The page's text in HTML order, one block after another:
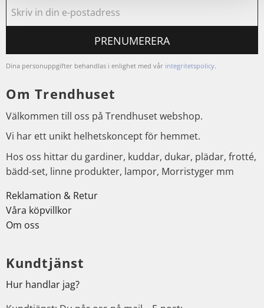
PRENUMERERA
Dina personuppgifter behandlas i enlighet med vår integritetspolicy.
Om Trendhuset
Välkommen till oss på Trendhuset webshop.
Vi har ett unikt helhetskoncept för hemmet.
Hos oss hittar du gardiner, kuddar, dukar, plädar, frotté,
bädd-set, linne produkter, lampor, Morristyger mm
Reklamation & Retur
Våra köpvillkor
Om oss
Kundtjänst
Hur handlar jag?